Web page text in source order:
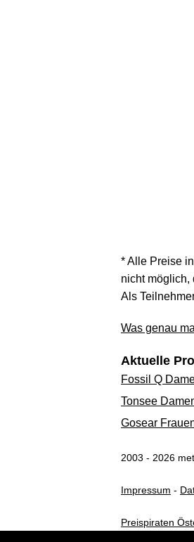
* Alle Preise
nicht möglich,
Als
Was genau
Aktuelle
Fossil Q
Tonsee
Gosear
2003 - 2026
Impressum -
Preispiraten